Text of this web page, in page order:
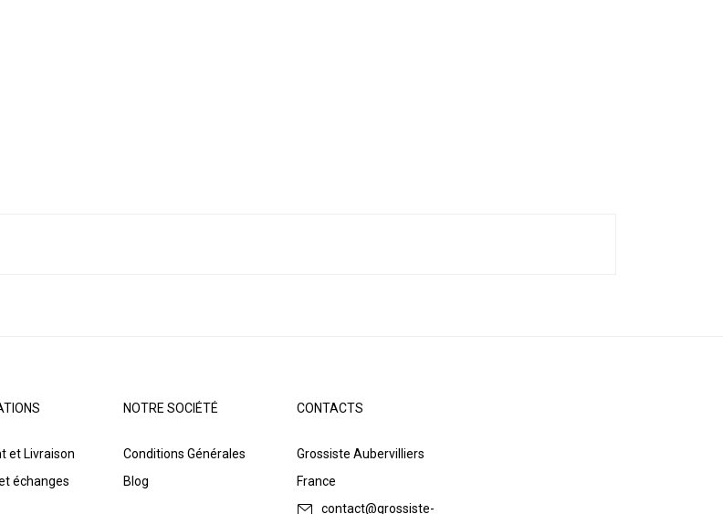
et Livraison
échanges
NOTRE SOCIÉTÉ
Conditions Générales
Blog
CONTACTS
Grossiste Aubervilliers
France
contact@grossiste-